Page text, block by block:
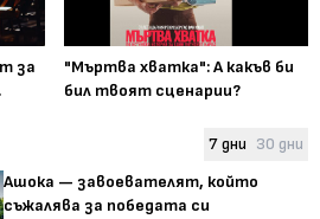
за
"Мъртва хватка": А какъв би
бил твоят сценарии?
7 дни 30 дни
Ашока — завоевателят, който
съжалява за победата си